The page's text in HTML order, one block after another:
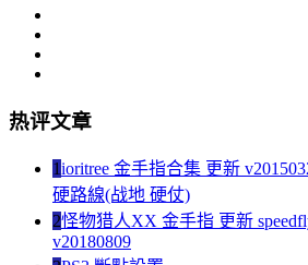
热评文章
1ioritree 金手指合集 更新
硬路線(战地 硬仗)
2怪物猎人XX 金手指 更新
v20180809